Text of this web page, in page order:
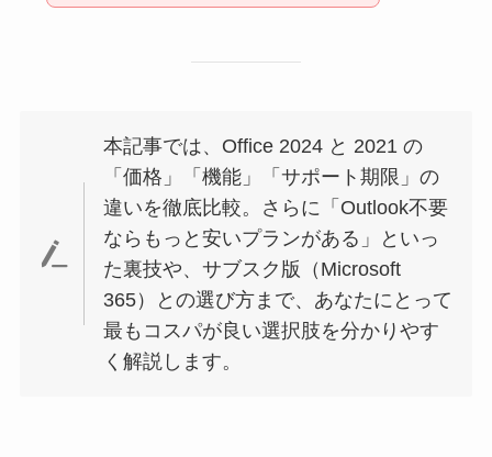
本記事では、Office 2024 と 2021 の
「価格」「機能」「サポート期限」の
違いを徹底比較。さらに「Outlook不要
ならもっと安いプランがある」といっ
た裏技や、サブスク版（Microsoft
365）との選び方まで、あなたにとって
最もコスパが良い選択肢を分かりやす
く解説します。